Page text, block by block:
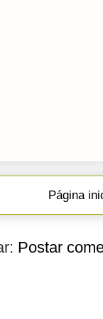
Página
Postar